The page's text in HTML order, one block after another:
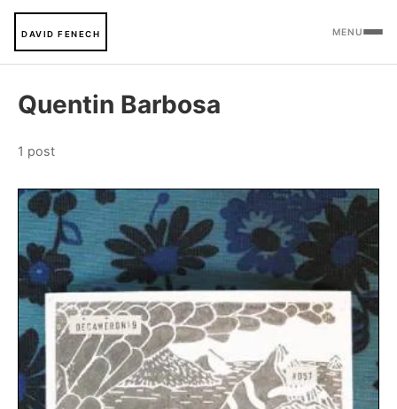
DAVID FENECH MENU
Quentin Barbosa
1 post